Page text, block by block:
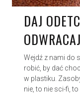
DAJ
Wejdź z nami do
robić, by dać
w plastiku.
nie, to nie sci-fi, to